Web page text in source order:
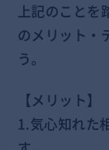
上記のことを
のメリット・
う。
【メリット】
1.気心知れた